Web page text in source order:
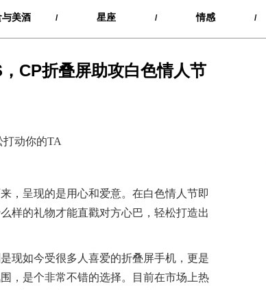
与美酒 / 星座 / 情感 /
CP折叠屏助攻白色情人节
动你的TA
，呈现的是用心和爱意。在白色情人节即
样的礼物才能直戳对方心巴，轻松打造出
现如今受很多人喜爱的折叠屏手机，更是
，是个非常不错的选择。目前在市场上热